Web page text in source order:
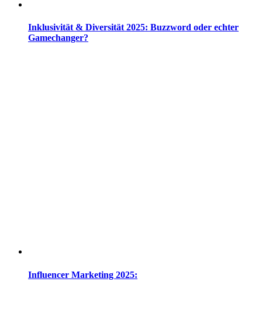
Inklusivität & Diversität 2025: Buzzword oder echter
Gamechanger?
Influencer Marketing 2025: